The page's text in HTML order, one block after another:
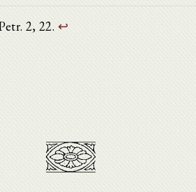
2, 22. ↩